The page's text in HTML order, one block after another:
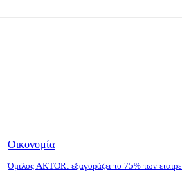
Οικονομία
Όμιλος AKTOR: εξαγοράζει το 75% των